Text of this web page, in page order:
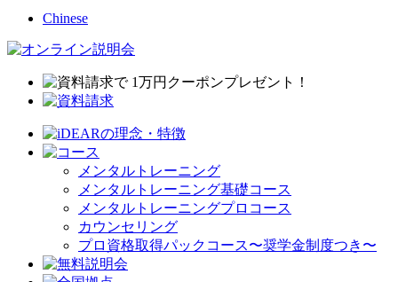
Chinese
メンタルトレーニング
メンタルトレーニング基礎コース
メンタルトレーニングプロコース
カウンセリング
プロ資格取得パックコース〜奨学金制度つき〜